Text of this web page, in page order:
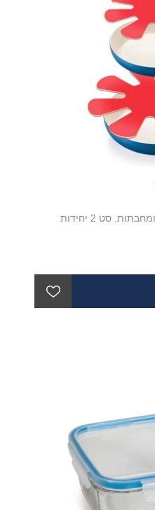
מאפשר הגנה והפרדה לסירים ומחבתות. סט 2 יחידות